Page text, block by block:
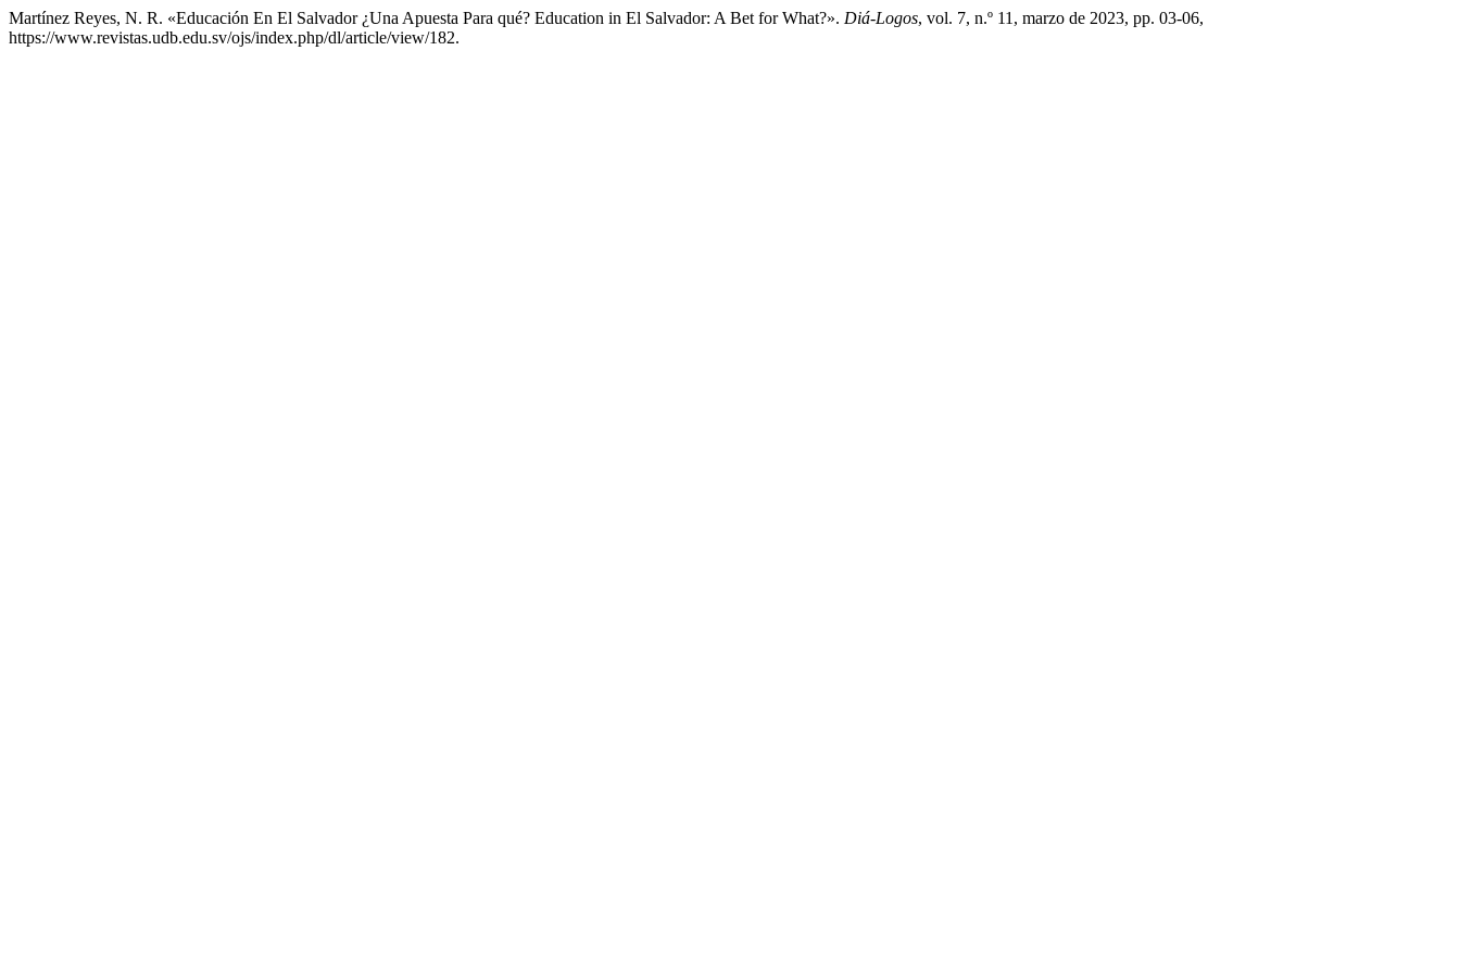
Martínez Reyes, N. R. «Educación En El Salvador ¿Una Apuesta Para qué? Education in El Salvador: A Bet for What?». Diá-Logos, vol. 7, n.º 11, marzo de 2023, pp. 03-06,
https://www.revistas.udb.edu.sv/ojs/index.php/dl/article/view/182.